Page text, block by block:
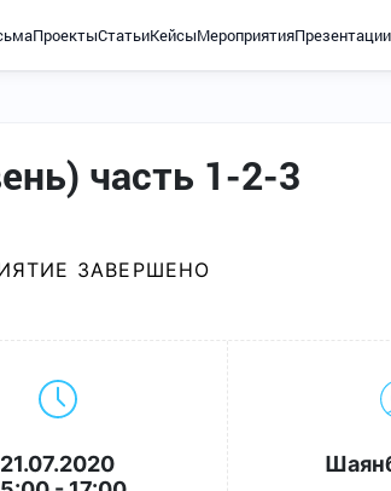
ПроектыСтатьиКейсыМероприятияПрезентации
часть 1-2-3
ЗАВЕРШЕНО
21.07.2020